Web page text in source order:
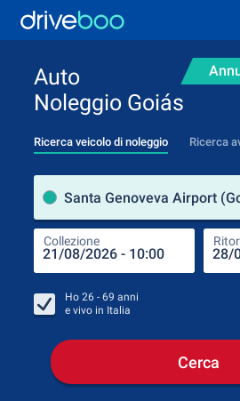
Auto
Noleggio Goiás
Ricerca veicolo di noleggio Ricerca
Santa Genoveva Airport
Collezione
Ho 26 - 69 anni
e vivo in Italia
Cerca